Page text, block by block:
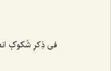
فی ذِکرِ شُکوکٍ